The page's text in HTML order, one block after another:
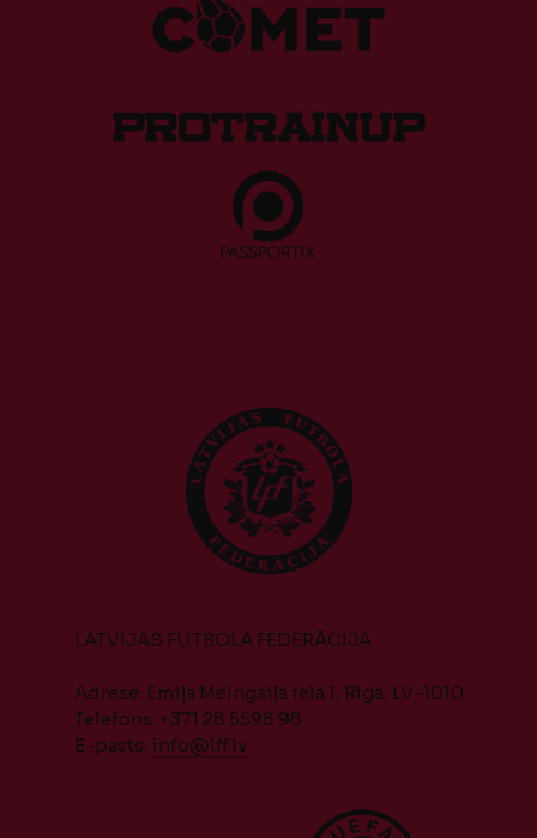
LATVIJAS FUTBOLA FEDERĀCIJA
Adrese: Emiļa Melngaiļa iela 1, Rīga, LV-1010
Telefons: +371 28 5598 98
E-pasts: info@lff.lv